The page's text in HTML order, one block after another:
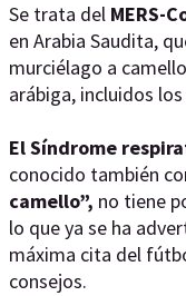
Se trata del MERS-
en Arabia Saudita,
murciélago a
arábiga, incluidos
El Síndrome
conocido también
camello”, no tiene
lo que ya se ha
máxima cita del
consejos.